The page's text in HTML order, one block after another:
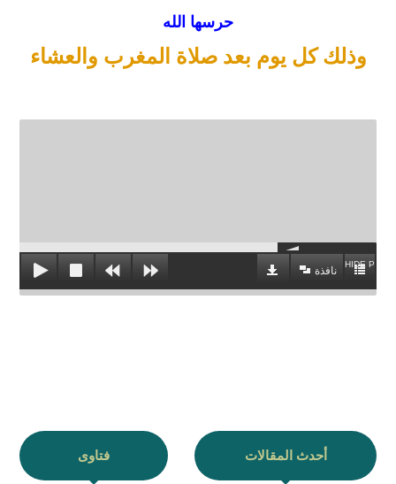
حرسها الله
وذلك كل يوم بعد صلاة المغرب والعشاء
HIDE
نافذة
أحدث المقالات فتاوى